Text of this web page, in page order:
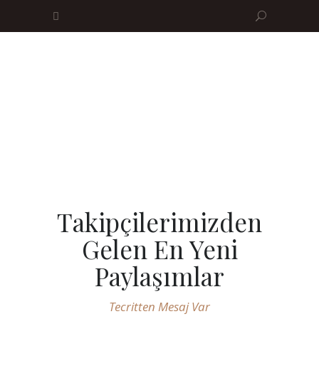
Takipçilerimizden
Gelen En Yeni
Paylaşımlar
Tecritten Mesaj Var